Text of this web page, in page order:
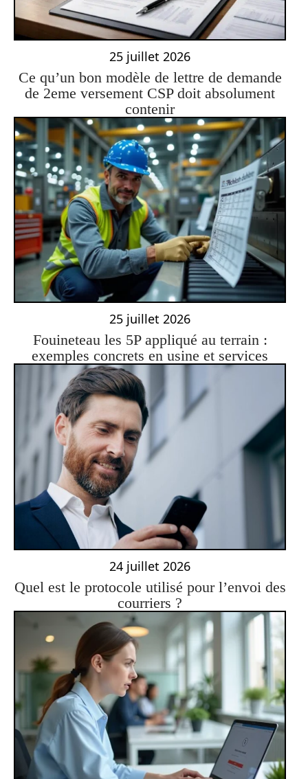
25 juillet 2026
Ce qu’un bon modèle de lettre de demande
de 2eme versement CSP doit absolument
contenir
25 juillet 2026
Fouineteau les 5P appliqué au terrain :
exemples concrets en usine et services
24 juillet 2026
Quel est le protocole utilisé pour l’envoi des
courriers ?